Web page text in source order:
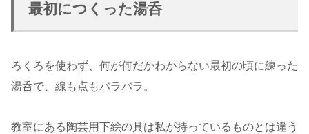
最初につくった湯呑
ろくろを使わず、何が何だかわからない最初の頃に練った
湯呑で、線も点もバラバラ。
教室にある陶芸用下絵の具は私が持っているものとは違う